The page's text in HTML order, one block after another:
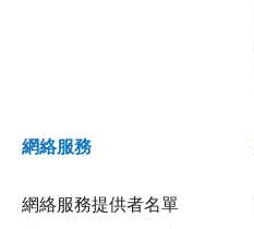
網絡服務
網絡服務提供者名單